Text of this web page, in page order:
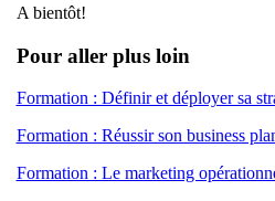
A bientôt!
Pour aller plus loin
Formation : Définir et déployer sa
Formation : Réussir son business
Formation : Le marketing